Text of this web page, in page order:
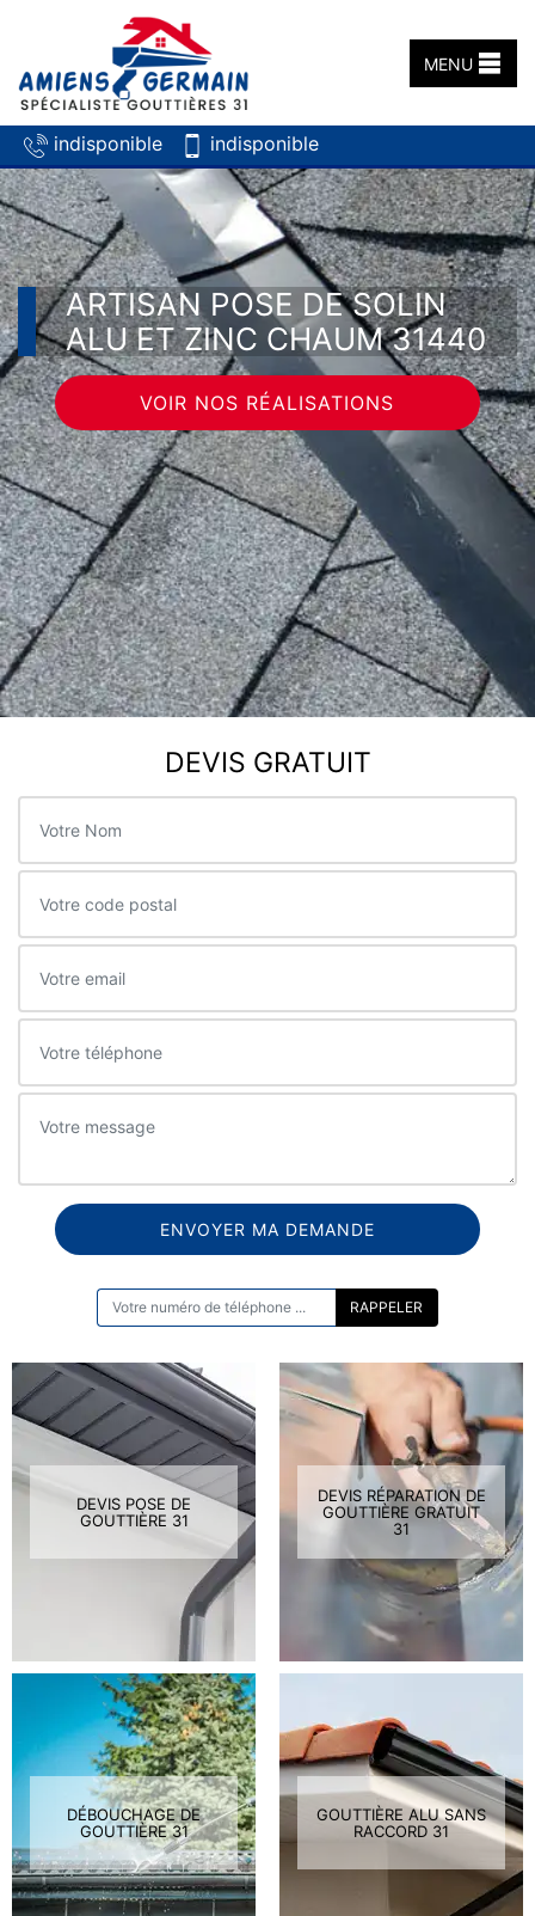
indisponible indisponible
MENU
ARTISAN POSE DE SOLIN
ALU ET ZINC CHAUM 31440
VOIR NOS RÉALISATIONS
DEVIS GRATUIT
DEVIS POSE DE
GOUTTIÈRE 31
DEVIS RÉPARATION DE
GOUTTIÈRE GRATUIT
31
DÉBOUCHAGE DE
GOUTTIÈRE 31
GOUTTIÈRE ALU SANS
RACCORD 31